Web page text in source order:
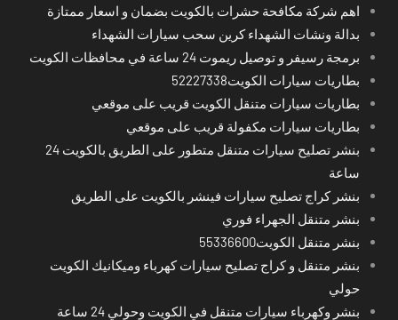
اهم شركة مكافحة حشرات بالكويت بضمان و اسعار ممتازة
بدالة ونشات الشهداء كرين سحب سيارات الشهداء
برمجة رسيفر و توصيل ريموت 24 ساعة في محافظات الكويت
بطاريات سيارات الكويت52227338
بطاريات سيارات متنقل الكويت قريب على موقعي
بطاريات سيارات مكفولة قريب على موقعي
بنشر تصليح سيارات متنقل متطور على الطريق بالكويت 24
ساعة
بنشر كراج تصليح سيارات فينشر بالكويت على الطريق
بنشر متنقل الجهراء فوري
بنشر متنقل الكويت55336600
بنشر متنقل و كراج تصليح سيارات كهرباء وميكانيك الكويت
حولي
بنشر وكهرباء سيارات متنقل في الكويت وحولي 24 ساعة